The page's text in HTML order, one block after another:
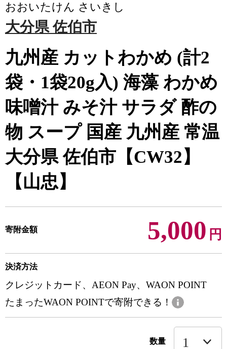
おおいたけん さいきし
大分県 佐伯市
九州産 カットわかめ (計2
袋・1袋20g入) 海藻 わかめ
味噌汁 みそ汁 サラダ 酢の
物 スープ 国産 九州産 常温
大分県 佐伯市【CW32】
【山忠】
寄附金額 5,000 円
決済方法
クレジットカード、AEON Pay、WAON POINT
たまったWAON POINTで寄附できる！
数量